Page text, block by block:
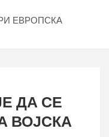
ЕВРОПСКА
ДА СЕ
ВОЈСКА